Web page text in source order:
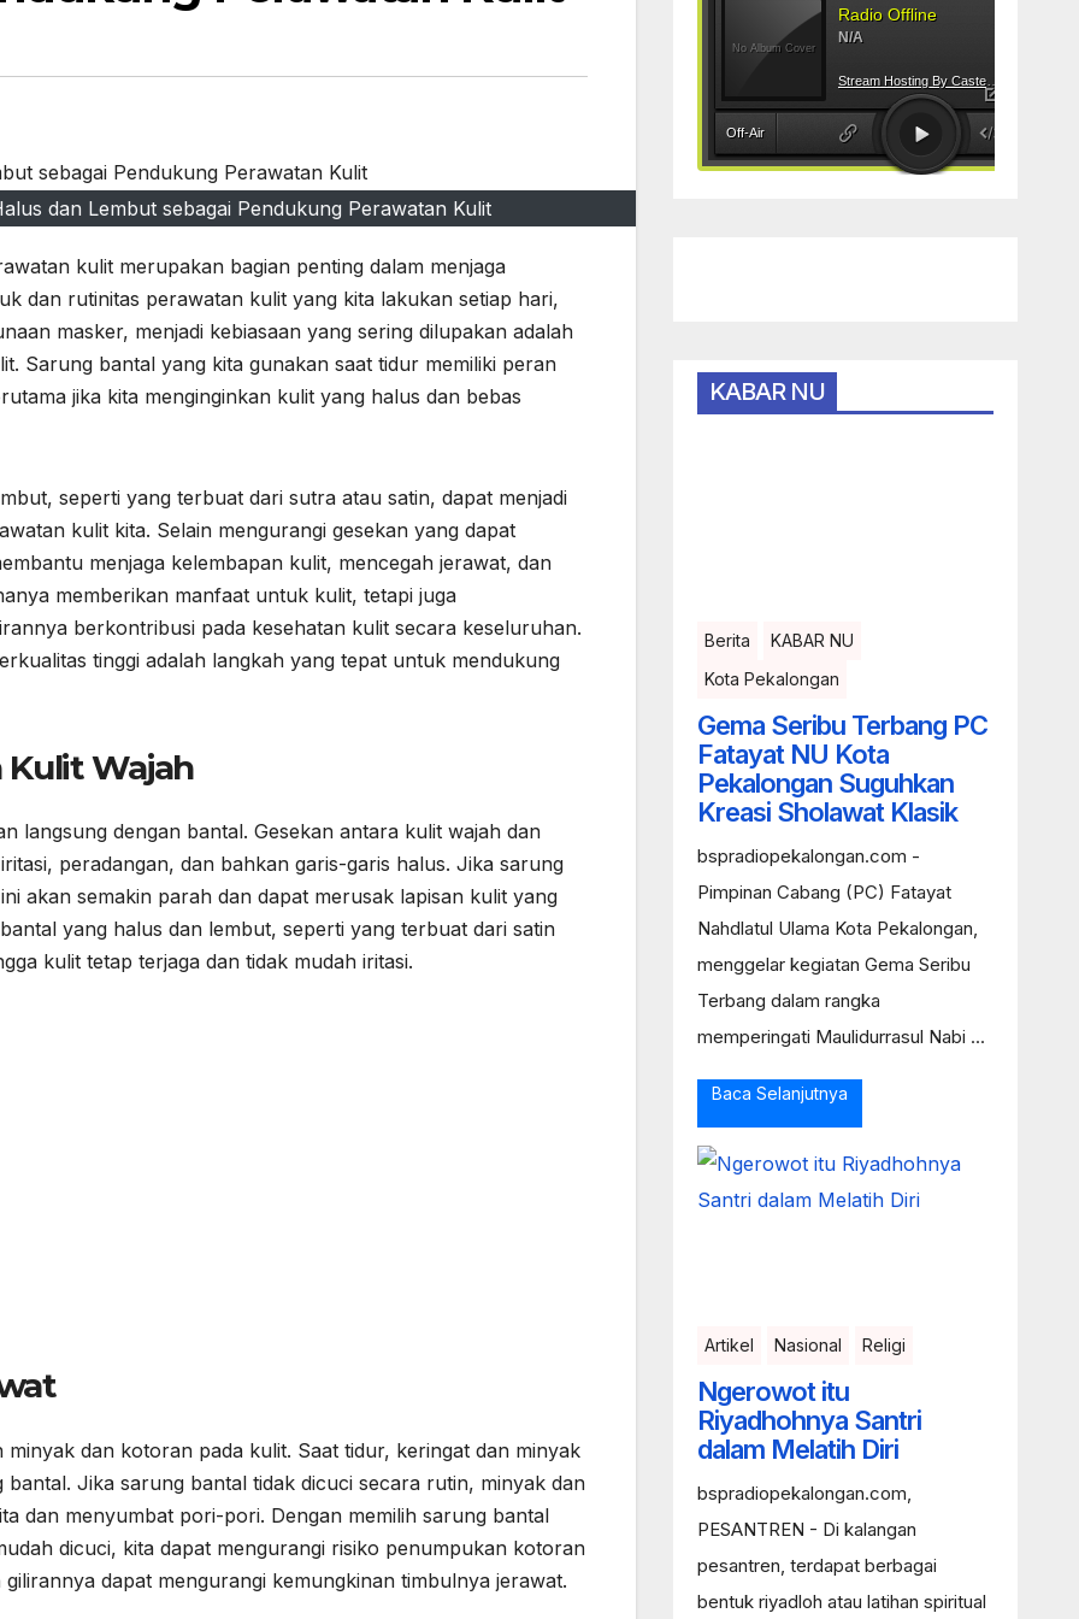
dan Lembut sebagai Pendukung Perawatan Kulit
kulit merupakan bagian penting dalam menjaga
dan rutinitas perawatan kulit yang kita lakukan setiap hari,
masker, menjadi kebiasaan yang sering dilupakan adalah
Sarung bantal yang kita gunakan saat tidur memiliki peran
jika kita menginginkan kulit yang halus dan bebas
seperti yang terbuat dari sutra atau satin, dapat menjadi
kulit kita. Selain mengurangi gesekan yang dapat
menjaga kelembapan kulit, mencegah jerawat, dan
memberikan manfaat untuk kulit, tetapi juga
berkontribusi pada kesehatan kulit secara keseluruhan.
tinggi adalah langkah yang tepat untuk mendukung
Kulit Wajah
langsung dengan bantal. Gesekan antara kulit wajah dan
peradangan, dan bahkan garis-garis halus. Jika sarung
akan semakin parah dan dapat merusak lapisan kulit yang
yang halus dan lembut, seperti yang terbuat dari satin
kulit tetap terjaga dan tidak mudah iritasi.
dan kotoran pada kulit. Saat tidur, keringat dan minyak
Jika sarung bantal tidak dicuci secara rutin, minyak dan
dan menyumbat pori-pori. Dengan memilih sarung bantal
dicuci, kita dapat mengurangi risiko penumpukan kotoran
dapat mengurangi kemungkinan timbulnya jerawat.
KABAR NU
Berita
KABAR NU
Kota Pekalongan
Gema Seribu Terbang PC
Fatayat NU Kota
Pekalongan Suguhkan
Kreasi Sholawat Klasik
bspradiopekalongan.com -
Pimpinan Cabang (PC) Fatayat
Nahdlatul Ulama Kota Pekalongan,
menggelar kegiatan Gema Seribu
Terbang dalam rangka
memperingati Maulidurrasul Nabi ...
Baca Selanjutnya
Artikel Nasional Religi
Ngerowot itu
Riyadhohnya Santri
dalam Melatih Diri
bspradiopekalongan.com,
PESANTREN - Di kalangan
pesantren, terdapat berbagai
bentuk riyadloh atau latihan spiritual